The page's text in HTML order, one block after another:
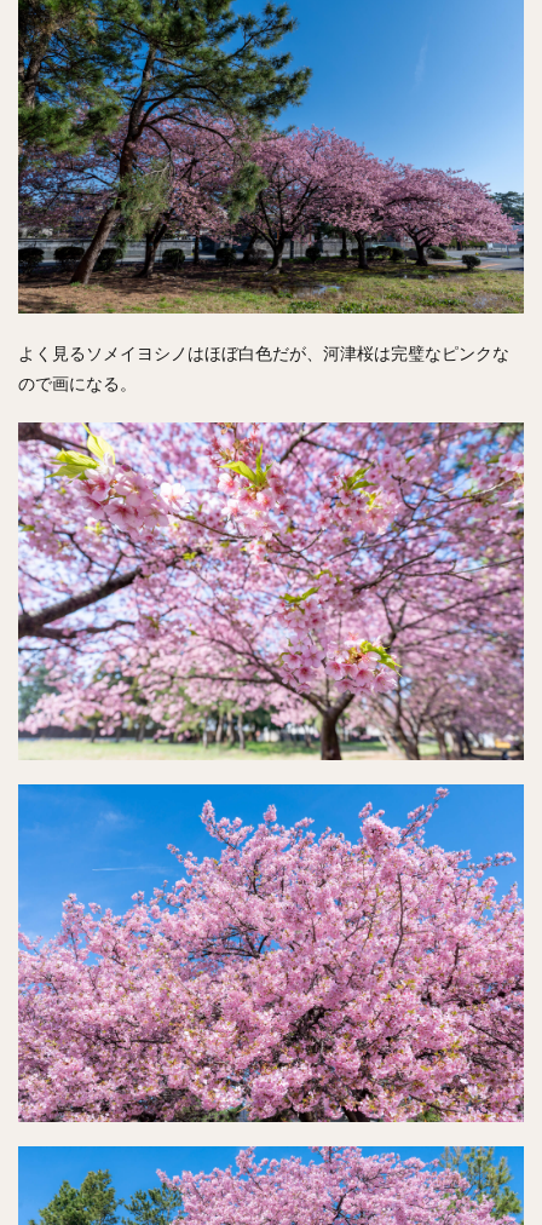
よく見るソメイヨシノはほぼ白色だが、河津桜は完璧なピンクな
ので画になる。